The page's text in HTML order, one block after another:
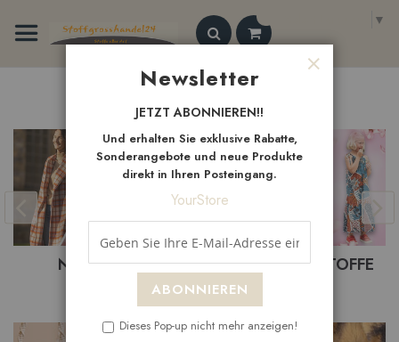
Inhalt
springen
▼
Search
NeueArtikel
BEKLEIDUNGSTOFFE BASTELSTOFFE
Newsletter
JETZT ABONNIEREN!!
Und erhalten Sie exklusive Rabatte,
Sonderangebote und neue Produkte
direkt in Ihren Posteingang.
YourStore
ABONNIEREN
Dieses Pop-up nicht mehr anzeigen!